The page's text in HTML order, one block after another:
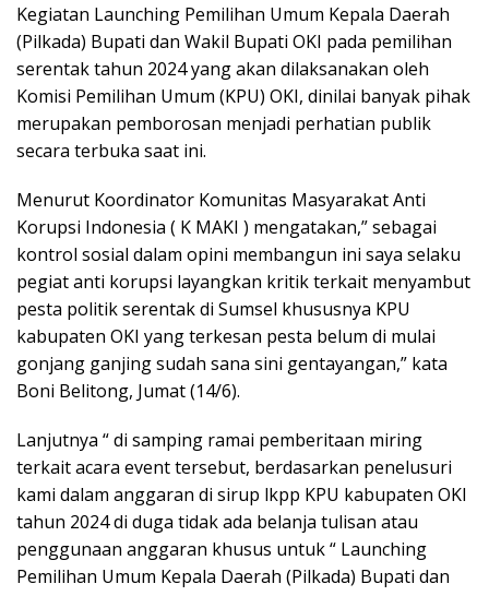
p
p
g
r
a
m
r
e
Kegiatan Launching Pemilihan Umum Kepala Daerah
(Pilkada) Bupati dan Wakil Bupati OKI pada pemilihan
serentak tahun 2024 yang akan dilaksanakan oleh
Komisi Pemilihan Umum (KPU) OKI, dinilai banyak pihak
merupakan pemborosan menjadi perhatian publik
secara terbuka saat ini.
Menurut Koordinator Komunitas Masyarakat Anti
Korupsi Indonesia ( K MAKI ) mengatakan,” sebagai
kontrol sosial dalam opini membangun ini saya selaku
pegiat anti korupsi layangkan kritik terkait menyambut
pesta politik serentak di Sumsel khususnya KPU
kabupaten OKI yang terkesan pesta belum di mulai
gonjang ganjing sudah sana sini gentayangan,” kata
Boni Belitong, Jumat (14/6).
Lanjutnya “ di samping ramai pemberitaan miring
terkait acara event tersebut, berdasarkan penelusuri
kami dalam anggaran di sirup lkpp KPU kabupaten OKI
tahun 2024 di duga tidak ada belanja tulisan atau
penggunaan anggaran khusus untuk “ Launching
Pemilihan Umum Kepala Daerah (Pilkada) Bupati dan